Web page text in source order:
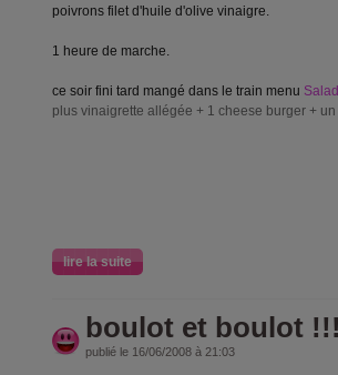
poivrons filet d'huile d'olive vinaigre.
1 heure de marche.
ce soir fini tard mangé dans le train menu
plus vinaigrette allégée + 1 cheese burger +
lire la suite
boulot et boulot
publié le 16/06/2008 à 21:03